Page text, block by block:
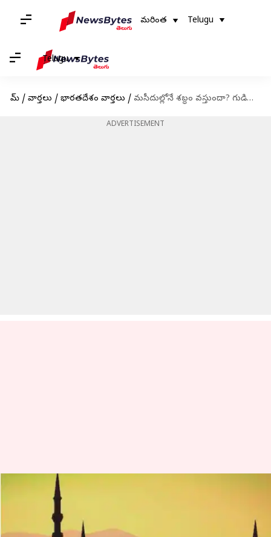
మరింత Telugu
Telugu
హోమ్ / వార్తలు / భారతదేశం వార్తలు / మసీదుల్లోనే శబ్ధం వస్తుందా? గుడిలో సౌండ్ రాదా? లౌడ్ స్పీకర్ల నిషేధంపై హైకోర్టు కామెంట్స్
ADVERTISEMENT
మసీదుల్లోనే శబ్ధం వస్తుందా? గుడిలో
సౌండ్ రాదా? లౌడ్ స్పీకర్ల నిషేధంపై
హైకోర్టు కామెంట్స్